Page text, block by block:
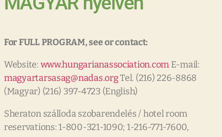
ForFULLPROGRAM,seeorcontact:
Website: www.hungarianassociation.com E-mail:
magyartarsasag@nadas.orgTel. (216) 226-8868
(Magyar) (216) 397-4723 (English)
Sheraton szálloda szobarendelés / hotel room
reservations: 1-800-321-1090; 1-216-771-7600,